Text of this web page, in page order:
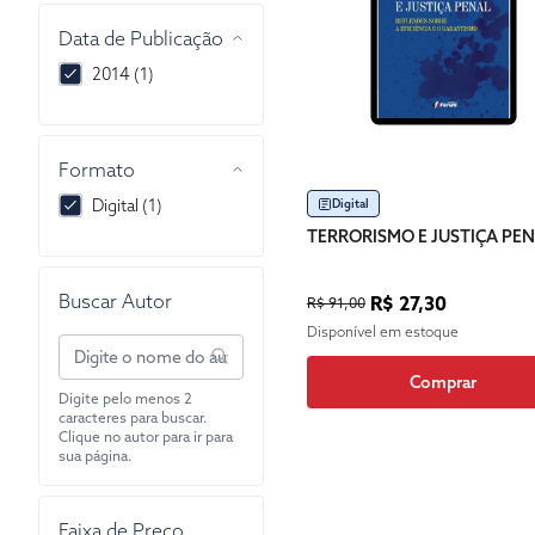
Data de Publicação
2014 (1)
Formato
Digital (1)
Buscar Autor
Digite pelo menos 2
caracteres para buscar.
Clique no autor para ir para
sua página.
Faixa de Preço
Digital
TERRORISMO E JUSTIÇA
R$ 91,00 R$ 27,30
Disponível em estoque
Comprar